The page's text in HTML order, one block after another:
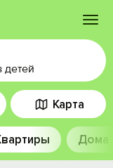
детей
Карта
Дома